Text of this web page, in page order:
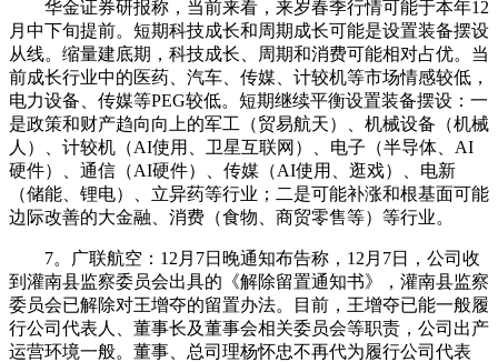
华金证券研报称，当前来看，来岁春季行情可能于本年12
月中下旬提前。短期科技成长和周期成长可能是设置装备摆设
从线。缩量建底期，科技成长、周期和消费可能相对占优。当
前成长行业中的医药、汽车、传媒、计较机等市场情感较低，
电力设备、传媒等PEG较低。短期继续平衡设置装备摆设：一
是政策和财产趋向向上的军工（贸易航天）、机械设备（机械
人）、计较机（AI使用、卫星互联网）、电子（半导体、AI
硬件）、通信（AI硬件）、传媒（AI使用、逛戏）、电新
（储能、锂电）、立异药等行业；二是可能补涨和根基面可能
边际改善的大金融、消费（食物、商贸零售等）等行业。
7。广联航空：12月7日晚通知布告称，12月7日，公司收
到灌南县监察委员会出具的《解除留置通知书》，灌南县监察
委员会已解除对王增夺的留置办法。目前，王增夺已能一般履
行公司代表人、董事长及董事会相关委员会等职责，公司出产
运营环境一般。董事、总司理杨怀忠不再代为履行公司代表